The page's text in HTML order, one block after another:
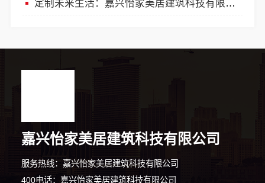
定制未来生活：嘉兴怡家美居建筑科技有限公司
嘉兴怡家美居建筑科技有限公司
服务热线：嘉兴怡家美居建筑科技有限公司
400电话：嘉兴怡家美居建筑科技有限公司